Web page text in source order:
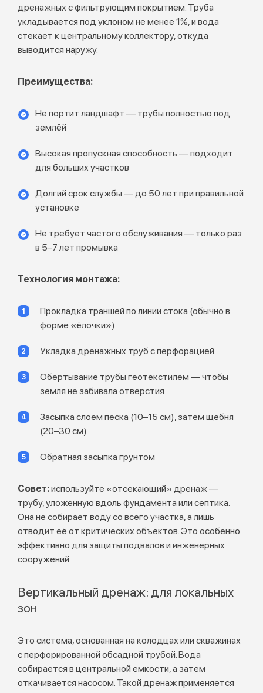
дренажных с фильтрующим покрытием. Труба
укладывается под уклоном не менее 1%, и вода
стекает к центральному коллектору, откуда
выводится наружу.
Преимущества:
Не портит ландшафт — трубы полностью под
землёй
Высокая пропускная способность — подходит
для больших участков
Долгий срок службы — до 50 лет при правильной
установке
Не требует частого обслуживания — только раз
в 5–7 лет промывка
Технология монтажа:
Прокладка траншей по линии стока (обычно в
форме «ёлочки»)
Укладка дренажных труб с перфорацией
Обертывание трубы геотекстилем — чтобы
земля не забивала отверстия
Засыпка слоем песка (10–15 см), затем щебня
(20–30 см)
Обратная засыпка грунтом
Совет:используйте «отсекающий» дренаж —
трубу, уложенную вдоль фундамента или септика.
Она не собирает воду со всего участка, а лишь
отводит её от критических объектов. Это особенно
эффективно для защиты подвалов и инженерных
сооружений.
Вертикальный дренаж: для локальных
зон
Это система, основанная на колодцах или скважинах
с перфорированной обсадной трубой. Вода
собирается в центральной емкости, а затем
откачивается насосом. Такой дренаж применяется